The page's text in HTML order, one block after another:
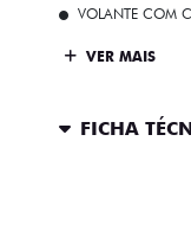
VOLANTE COM
VER MAIS
FICHA